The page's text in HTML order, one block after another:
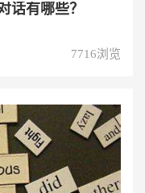
话有哪些？
7716浏览